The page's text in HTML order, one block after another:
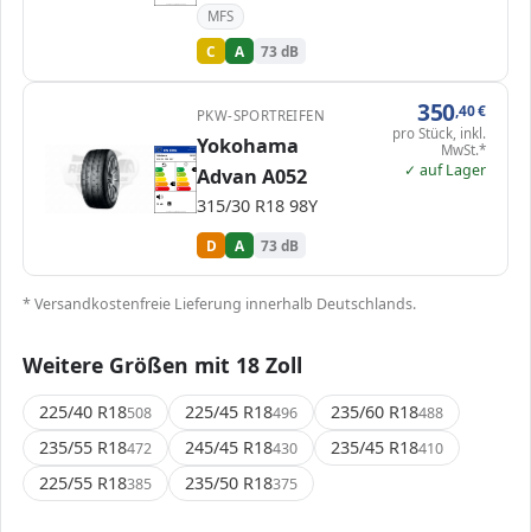
MFS
C A 73 dB
ENERG 1856290
Yokohama R4285
315/30 R18 98Y C1
A
B
C
D
D
E
A A
B
C
D
E
73 dB
PKW-SPORTREIFEN
Yokohama
Advan A052
315/30 R18 98Y
D A 73 dB
350,40€
pro Stück, inkl.
MwSt.*
✓ auf Lager
* Versandkostenfreie Lieferung innerhalb Deutschlands.
Weitere Größen mit 18 Zoll
225/40 R18508 225/45 R18496 235/60 R18488
235/55 R18472 245/45 R18430 235/45 R18410
225/55 R18385 235/50 R18375